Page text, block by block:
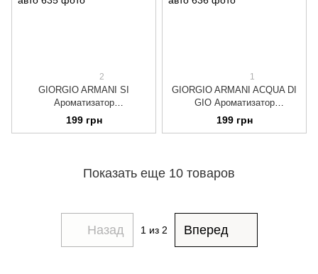
2
GIORGIO ARMANI SI
Ароматизатор
Парфюмированный для авто
199 грн
1
GIORGIO ARMANI ACQUA DI
GIO Ароматизатор
Парфюмированный для авто
199 грн
Показать еще 10 товаров
Назад 1 из 2 Вперед